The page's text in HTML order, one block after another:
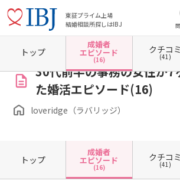
東証プライム上場
結婚相談所探しはIBJ
ホーム 大阪府の結婚相談所 大阪府大阪市 大阪府大阪市
30代前半の事務の女性が7
た婚活エピソード(16)
loveridge（ラバリッジ）
トップ
成婚者
エピソード
(16)
クチコミ
(41)
トップ
成婚者
エピソード
(16)
クチコミ
(41)